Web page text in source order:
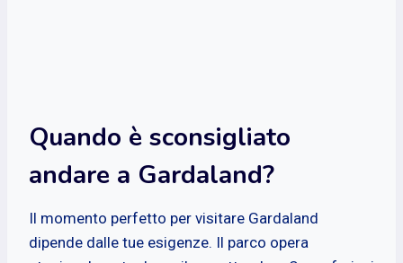
Quando è sconsigliato
andare a Gardaland?
Il momento perfetto per visitare Gardaland
dipende dalle tue esigenze. Il parco opera